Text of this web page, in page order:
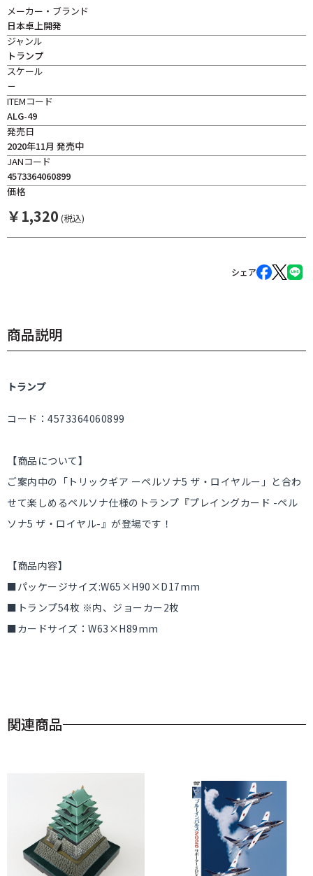
メーカー・ブランド
日本卓上開発
ジャンル
トランプ
スケール
－
ITEMコード
ALG-49
発売日
2020年11月 発売中
JANコード
4573364060899
価格
￥1,320 (税込)
シェア
商品説明
トランプ
コード：4573364060899
【商品について】
ご案内中の「トリックギア ーペルソナ5 ザ・ロイヤルー」と合わ
せて楽しめるペルソナ仕様のトランプ『プレイングカード -ペル
ソナ5 ザ・ロイヤル-』が登場です！
【商品内容】
■パッケージサイズ:W65×H90×D17mm
■トランプ54枚 ※内、ジョーカー2枚
■カードサイズ：W63×H89mm
関連商品